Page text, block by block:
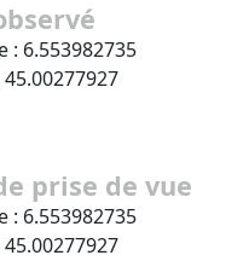
: 6.553982735
prise de vue
: 6.553982735